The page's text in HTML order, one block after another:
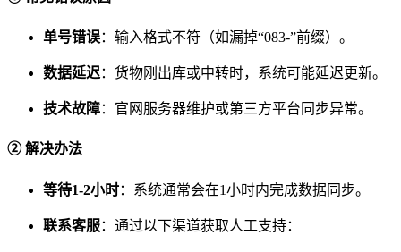
单号错误：输入格式不符（如漏掉“083-”前缀）。
数据延迟：货物刚出库或中转时，系统可能延迟更新。
技术故障：官网服务器维护或第三方平台同步异常。
② 解决办法
等待1-2小时：系统通常会在1小时内完成数据同步。
联系客服：通过以下渠道获取人工支持：